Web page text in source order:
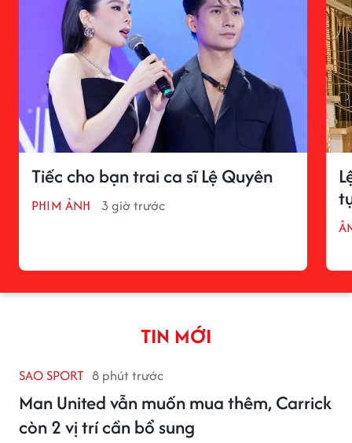
Tiếc cho bạn trai ca sĩ Lệ Quyên
PHIM ẢNH 3 giờ trước
TIN MỚI
SAO SPORT 8 phút trước
Man United vẫn muốn mua thêm, Carrick
còn 2 vị trí cần bổ sung